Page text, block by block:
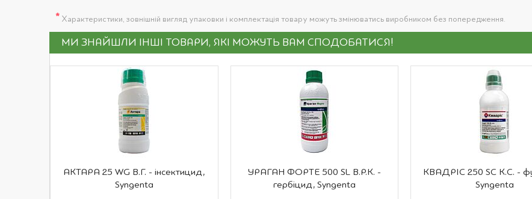
* Характеристики, зовнішній вигляд упаковки і комплектація товару можуть змінюватись виробником без попередження.
МИ ЗНАЙШЛИ ІНШІ ТОВАРИ, ЯКІ МОЖУТЬ ВАМ СПОДОБАТИСЯ!
АКТАРА 25 WG В.Г. - інсектицид,
Syngenta
УРАГАН ФОРТЕ 500 SL В.Р.К. -
гербіцид, Syngenta
КВАДРІС 250 SC К.С. -
Syngenta